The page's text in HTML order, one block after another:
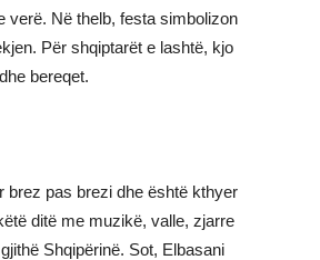
verë. Në thelb, festa simbolizon
Për shqiptarët e lashtë, kjo
bereqet.
brez pas brezi dhe është kthyer
ditë me muzikë, valle, zjarre
Shqipërinë. Sot, Elbasani